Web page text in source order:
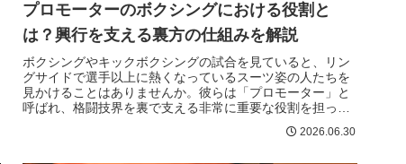
プロモーターのボクシングにおける役割と
は？興行を支える裏方の仕組みを解説
ボクシングやキックボクシングの試合を見ていると、リン
グサイドで選手以上に熱くなっているスーツ姿の人たちを
見かけることはありませんか。彼らは「プロモーター」と
呼ばれ、格闘技界を裏で支える非常に重要な役割を担って
2026.06.30